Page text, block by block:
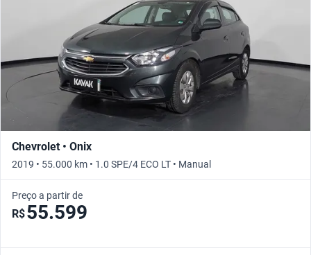
Chevrolet • Onix
2019 • 55.000 km • 1.0 SPE/4 ECO LT • Manual
Preço a partir de
R$55.599